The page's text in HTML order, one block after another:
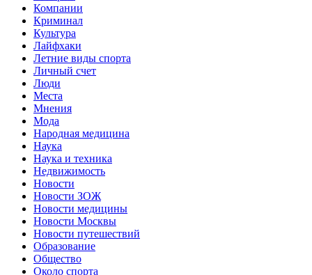
Компании
Криминал
Культура
Лайфхаки
Летние виды спорта
Личный счет
Люди
Места
Мнения
Мода
Народная медицина
Наука
Наука и техника
Недвижимость
Новости
Новости ЗОЖ
Новости медицины
Новости Москвы
Новости путешествий
Образование
Общество
Около спорта